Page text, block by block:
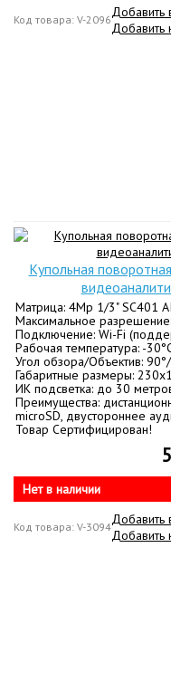
Код товара: V-2096Добавить
Добавить
Купольная
Матрица: 4Mp 1/3" SC401
Максимальное
Подключение: Wi-Fi
Рабочая температура: -
Угол обзора/Объектив:
Габаритные размеры:
ИК подсветка: до 30
Преимущества:
microSD, двустороннее
Товар Сертифицирован!
Нет в наличии
Код товара: V-3094Добавить
Добавить